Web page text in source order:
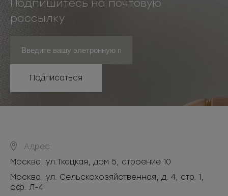
Подпишитесь на почтовую
рассылку
Подписаться
Адрес:
Москва, ул.Ткацкая, дом 5, строение 10
Москва, ул. Сельскохозяйственная, д. 4, стр. 1,
оф. Л-4